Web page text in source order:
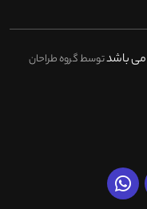
می باشدتوسط گروه طراحان